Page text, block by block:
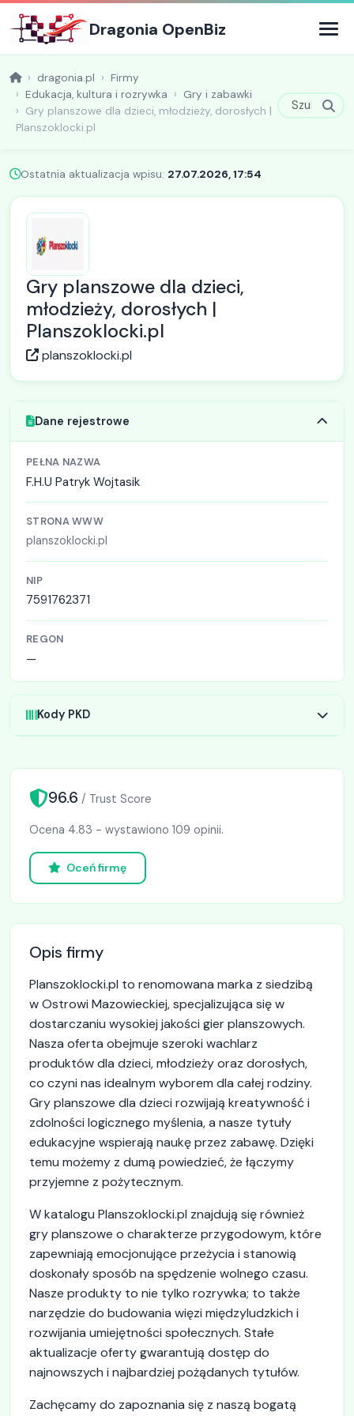
Dragonia OpenBiz
dragonia.pl
Firmy
Edukacja, kultura i rozrywka
Gry i zabawki
Gry planszowe dla dzieci, młodzieży, dorosłych |
Planszoklocki.pl
Ostatnia aktualizacja wpisu: 27.07.2026, 17:54
Gry planszowe dla dzieci,
młodzieży, dorosłych |
Planszoklocki.pl
planszoklocki.pl
Dane rejestrowe
PEŁNA NAZWA
F.H.U Patryk Wojtasik
STRONA WWW
planszoklocki.pl
NIP
7591762371
REGON
—
Kody PKD
96.6 / Trust Score
Ocena 4.83 - wystawiono 109 opinii.
Oceń firmę
Opis firmy
Planszoklocki.pl to renomowana marka z siedzibą
w Ostrowi Mazowieckiej, specjalizująca się w
dostarczaniu wysokiej jakości gier planszowych.
Nasza oferta obejmuje szeroki wachlarz
produktów dla dzieci, młodzieży oraz dorosłych,
co czyni nas idealnym wyborem dla całej rodziny.
Gry planszowe dla dzieci rozwijają kreatywność i
zdolności logicznego myślenia, a nasze tytuły
edukacyjne wspierają naukę przez zabawę. Dzięki
temu możemy z dumą powiedzieć, że łączymy
przyjemne z pożytecznym.
W katalogu Planszoklocki.pl znajdują się również
gry planszowe o charakterze przygodowym, które
zapewniają emocjonujące przeżycia i stanowią
doskonały sposób na spędzenie wolnego czasu.
Nasze produkty to nie tylko rozrywka; to także
narzędzie do budowania więzi międzyludzkich i
rozwijania umiejętności społecznych. Stałe
aktualizacje oferty gwarantują dostęp do
najnowszych i najbardziej pożądanych tytułów.
Zachęcamy do zapoznania się z naszą bogatą